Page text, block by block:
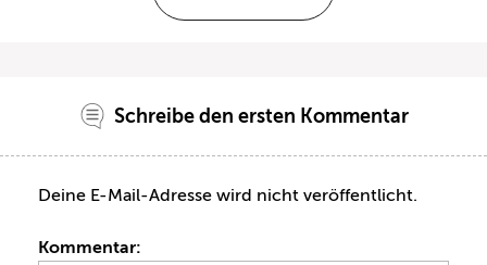
Schreibe den ersten Kommentar
Deine E-Mail-Adresse wird nicht veröffentlicht.
Kommentar: